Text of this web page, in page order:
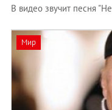
В видео звучит песня
Мир